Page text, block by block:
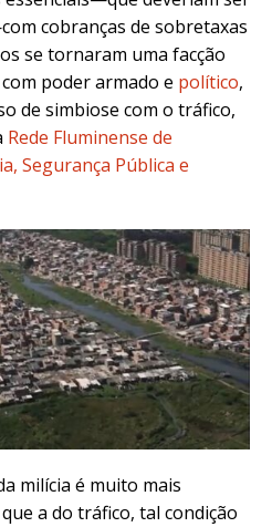
cobranças de sobretaxas
se tornaram uma facção
poder armado e político,
de simbiose com o tráfico,
Rede Fluminense de
Segurança Pública e
milícia é muito mais
a do tráfico, tal condição